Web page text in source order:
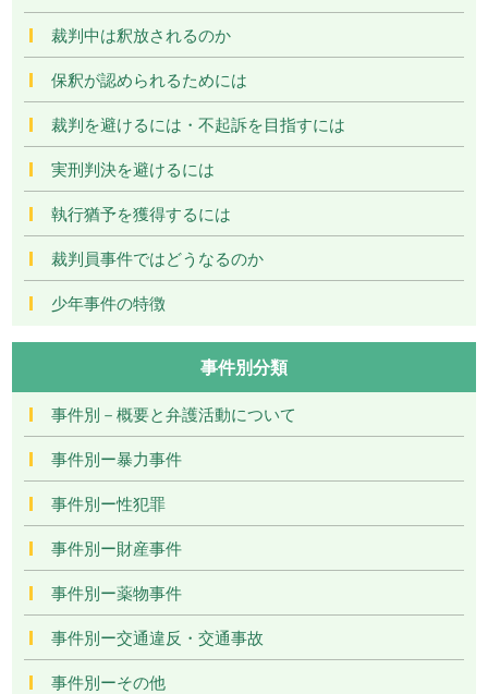
裁判中は釈放されるのか
保釈が認められるためには
裁判を避けるには・不起訴を目指すには
実刑判決を避けるには
執行猶予を獲得するには
裁判員事件ではどうなるのか
少年事件の特徴
事件別分類
事件別－概要と弁護活動について
事件別ー暴力事件
事件別ー性犯罪
事件別ー財産事件
事件別ー薬物事件
事件別ー交通違反・交通事故
事件別ーその他